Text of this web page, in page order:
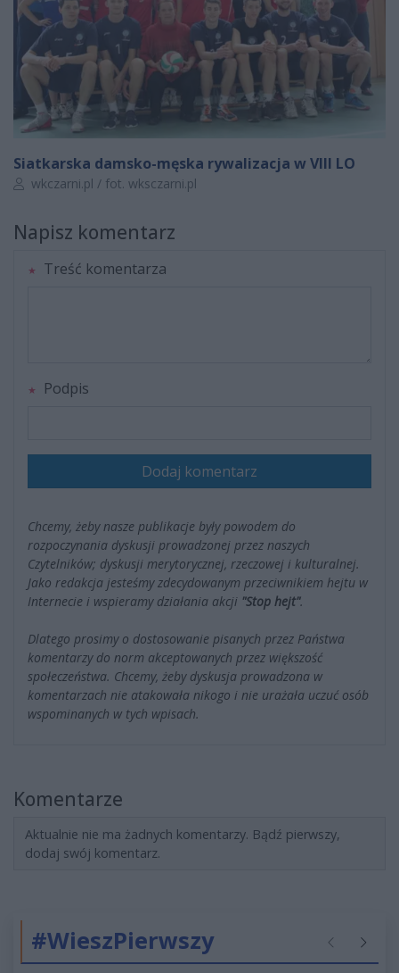
Siatkarska damsko-męska rywalizacja w VIII LO
Autor artykułu:
wkczarni.pl / fot. wksczarni.pl
Napisz komentarz
Treść komentarza
Podpis
Dodaj komentarz
Chcemy, żeby nasze publikacje były powodem do
rozpoczynania dyskusji prowadzonej przez naszych
Czytelników; dyskusji merytorycznej, rzeczowej i kulturalnej.
Jako redakcja jesteśmy zdecydowanym przeciwnikiem hejtu w
Internecie i wspieramy działania akcji "Stop hejt".
Dlatego prosimy o dostosowanie pisanych przez Państwa
komentarzy do norm akceptowanych przez większość
społeczeństwa. Chcemy, żeby dyskusja prowadzona w
komentarzach nie atakowała nikogo i nie urażała uczuć osób
wspominanych w tych wpisach.
Komentarze
Aktualnie nie ma żadnych komentarzy. Bądź pierwszy,
dodaj swój komentarz.
#WieszPierwszy Poprzednie